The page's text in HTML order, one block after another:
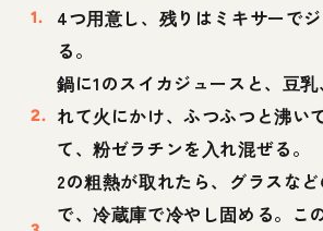
4つ用意し、残りはミキサーで
る。
鍋に1のスイカジュースと、豆
れて火にかけ、ふつふつと沸い
て、粉ゼラチンを入れ混ぜる。
2の粗熱が取れたら、グラスな
で、冷蔵庫で冷やし固める。こ